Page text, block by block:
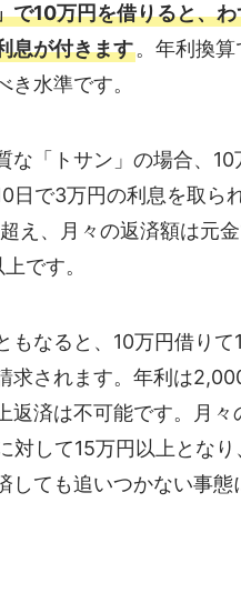
で10万円を借りると、
息が付きます。年利換算
き水準です。
な「トサン」の場合、
日で3万円の利息を取ら
え、月々の返済額は元
です。
もなると、10万円借り
求されます。年利は
返済は不可能です。月々
対して15万円以上とな
しても追いつかない事態